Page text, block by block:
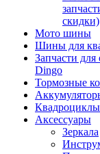
скидки)
Мото шины
Шины для
Запчасти для
Dingo
Тормозные
Аксессуары
Зеркала